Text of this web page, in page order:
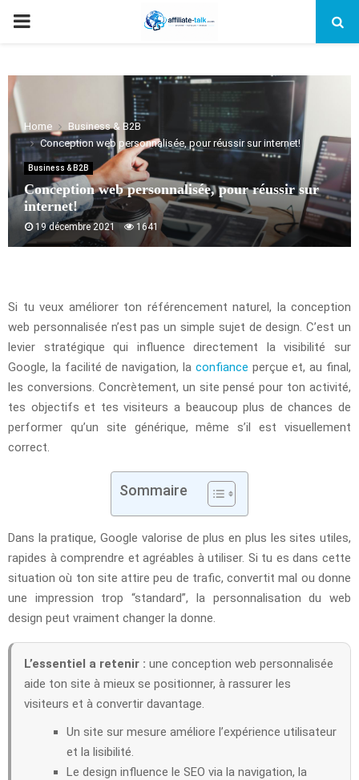
PRIMARY
Home
Business & B2B
Conception web personnalisée, pour réussir sur internet!
Business & B2B
Conception web personnalisée, pour réussir sur
internet!
19 décembre 2021 1641
Si tu veux améliorer ton référencement naturel, la conception
web personnalisée n’est pas un simple sujet de design. C’est un
levier stratégique qui influence directement la visibilité sur
Google, la facilité de navigation, la confiance perçue et, au final,
les conversions. Concrètement, un site pensé pour ton activité,
tes objectifs et tes visiteurs a beaucoup plus de chances de
performer qu’un site générique, même s’il est visuellement
correct.
Sommaire
Dans la pratique, Google valorise de plus en plus les sites utiles,
rapides à comprendre et agréables à utiliser. Si tu es dans cette
situation où ton site attire peu de trafic, convertit mal ou donne
une impression trop “standard”, la personnalisation du web
design peut vraiment changer la donne.
L’essentiel a retenir : une conception web personnalisée
aide ton site à mieux se positionner, à rassurer les
visiteurs et à convertir davantage.
Un site sur mesure améliore l’expérience utilisateur
et la lisibilité.
Le design influence le SEO via la navigation, la